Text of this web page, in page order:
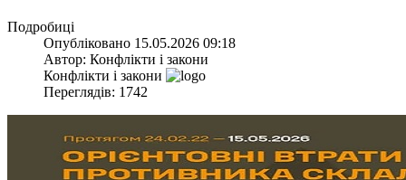
Подробиці
Опубліковано 15.05.2026 09:18
Автор: Конфлікти і закони
Конфлікти і закони
Переглядів: 1742